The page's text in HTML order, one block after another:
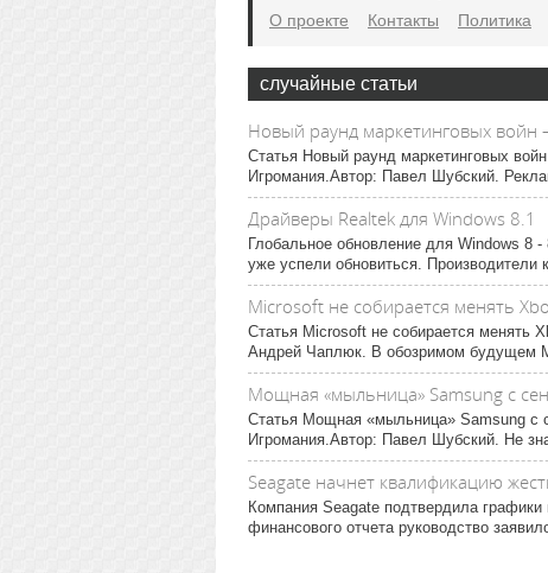
О проекте
Контакты Политика
случайные статьи
Новый раунд маркетинговых войн
Статья Новый раунд маркетинговых
Игромания.Автор: Павел Шубский.
Драйверы Realtek для Windows 8.1
Глобальное обновление для Windows
уже успели обновиться. Производители
Microsoft не собирается менять
Статья Microsoft не собирается менять
Андрей Чаплюк. В обозримом будущем
Мощная «мыльница» Samsung с
Статья Мощная «мыльница» Samsung с
Игромания.Автор: Павел Шубский. Не
Seagate начнет квалификацию
Компания Seagate подтвердила
финансового отчета руководство